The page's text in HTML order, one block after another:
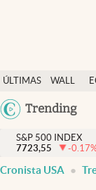
ÚLTIMAS
NOTICIAS
WALL
DÓLAR
Trending
Finanzas y economía
Wall Street y dólar
Inmigración
S&P 500 INDEX
7723,55
-0.17
Cronista USA